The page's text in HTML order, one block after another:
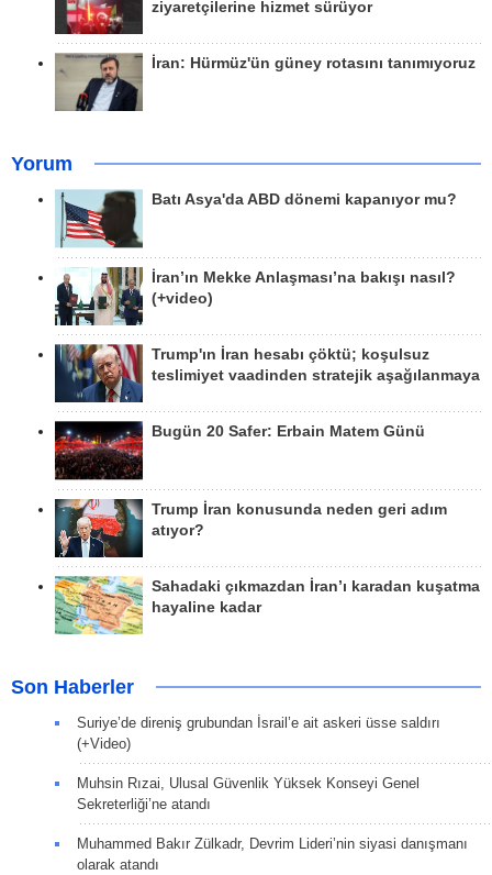
ziyaretçilerine hizmet sürüyor
İran: Hürmüz'ün güney rotasını tanımıyoruz
Yorum
Batı Asya'da ABD dönemi kapanıyor mu?
İran’ın Mekke Anlaşması’na bakışı nasıl?
(+video)
Trump'ın İran hesabı çöktü; koşulsuz
teslimiyet vaadinden stratejik aşağılanmaya
Bugün 20 Safer: Erbain Matem Günü
Trump İran konusunda neden geri adım
atıyor?
Sahadaki çıkmazdan İran’ı karadan kuşatma
hayaline kadar
Son Haberler
Suriye’de direniş grubundan İsrail’e ait askeri üsse saldırı
(+Video)
Muhsin Rızai, Ulusal Güvenlik Yüksek Konseyi Genel
Sekreterliği’ne atandı
Muhammed Bakır Zülkadr, Devrim Lideri’nin siyasi danışmanı
olarak atandı